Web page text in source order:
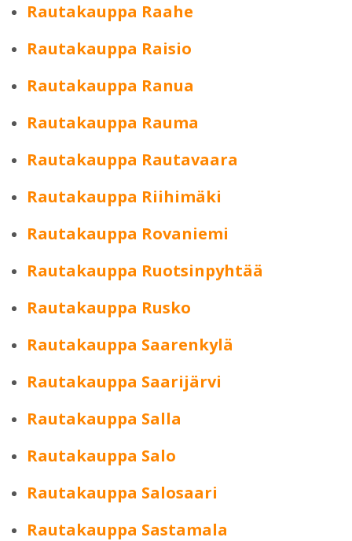
Rautakauppa Raahe
Rautakauppa Raisio
Rautakauppa Ranua
Rautakauppa Rauma
Rautakauppa Rautavaara
Rautakauppa Riihimäki
Rautakauppa Rovaniemi
Rautakauppa Ruotsinpyhtää
Rautakauppa Rusko
Rautakauppa Saarenkylä
Rautakauppa Saarijärvi
Rautakauppa Salla
Rautakauppa Salo
Rautakauppa Salosaari
Rautakauppa Sastamala